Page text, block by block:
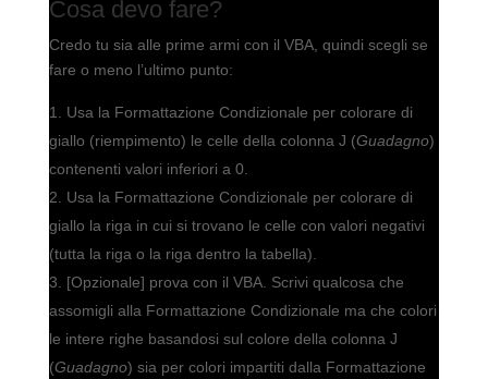
Cosa devo fare?
Credo tu sia alle prime armi con il VBA, quindi scegli se
fare o meno l’ultimo punto:
Usa la Formattazione Condizionale per colorare di
giallo (riempimento) le celle della colonna J (Guadagno)
contenenti valori inferiori a 0.
Usa la Formattazione Condizionale per colorare di
giallo la riga in cui si trovano le celle con valori negativi
(tutta la riga o la riga dentro la tabella).
[Opzionale] prova con il VBA. Scrivi qualcosa che
assomigli alla Formattazione Condizionale ma che colori
le intere righe basandosi sul colore della colonna J
(Guadagno) sia per colori impartiti dalla Formattazione